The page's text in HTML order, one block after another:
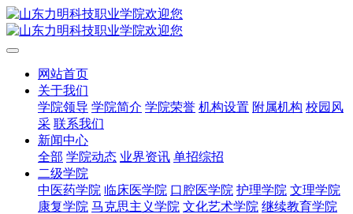
网站首页
关于我们
学院领导 学院简介 学院荣誉 机构设置 附属机构 校园风
采 联系我们
新闻中心
全部 学院动态 业界资讯 单招综招
二级学院
中医药学院 临床医学院 口腔医学院 护理学院 文理学院
康复学院 马克思主义学院 文化艺术学院 继续教育学院